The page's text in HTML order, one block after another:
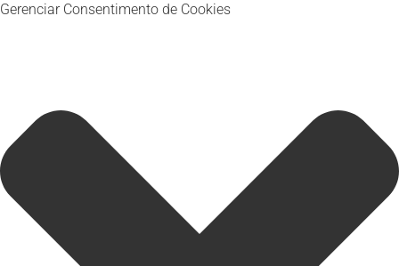
Gerenciar Consentimento de Cookies